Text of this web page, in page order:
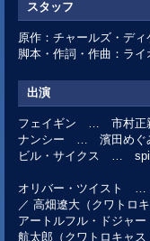
スタッフ
原作：チャールズ・ディ
脚本・作詞・作曲：ライ
出演
フェイギン … 市村正親
ナンシー … 濱田めぐみ
ビル・サイクス … spi
オリバー・ツイスト …
／ 高畑遼大（クワトロキ
アートルフル・ドジャ
航太郎（クワトロキャス